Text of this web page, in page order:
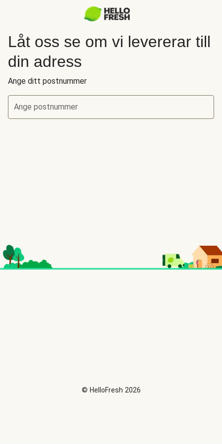
Låt oss se om vi levererar till
din adress
Ange ditt postnummer
Ange postnummer
© HelloFresh 2026